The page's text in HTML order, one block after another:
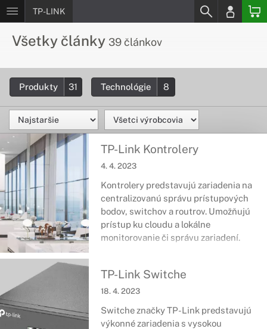
TP-LINK
Všetky články 39 článkov
Produkty 31 Technológie 8
TP-Link Kontrolery
4. 4. 2023
Kontrolery predstavujú zariadenia na
centralizovanú správu prístupových
bodov, switchov a routrov. Umožňujú
prístup ku cloudu a lokálne
monitorovanie či správu zariadení.
TP-Link Switche
18. 4. 2023
Switche značky TP-Link predstavujú
výkonné zariadenia s vysokou